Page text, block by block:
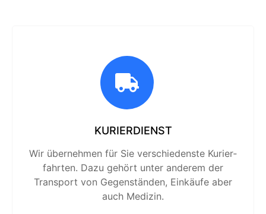
KURIERDIENST
Wir übernehmen für Sie verschiedenste Kurier­
fahrten. Dazu gehört unter anderem der
Transport von Gegen­ständen, Einkäufe aber
auch Medizin.